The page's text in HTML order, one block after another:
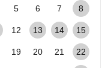
5 6 7 8
12 13 14 15
19 20 21 22